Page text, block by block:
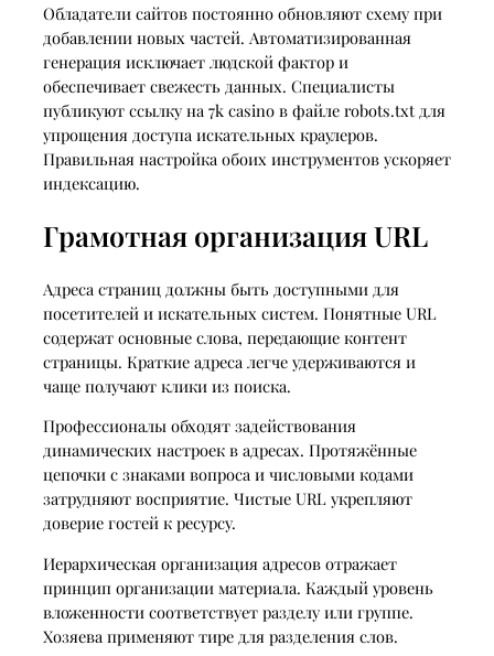
Обладатели сайтов постоянно обновляют схему при
добавлении новых частей. Автоматизированная
генерация исключает людской фактор и
обеспечивает свежесть данных. Специалисты
публикуют ссылку на 7k casino в файле robots.txt для
упрощения доступа искательных краулеров.
Правильная настройка обоих инструментов ускоряет
индексацию.
Грамотная организация URL
Адреса страниц должны быть доступными для
посетителей и искательных систем. Понятные URL
содержат основные слова, передающие контент
страницы. Краткие адреса легче удерживаются и
чаще получают клики из поиска.
Профессионалы обходят задействования
динамических настроек в адресах. Протяжённые
цепочки с знаками вопроса и числовыми кодами
затрудняют восприятие. Чистые URL укрепляют
доверие гостей к ресурсу.
Иерархическая организация адресов отражает
принцип организации материала. Каждый уровень
вложенности соответствует разделу или группе.
Хозяева применяют тире для разделения слов.